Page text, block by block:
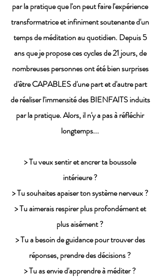
par la pratique que l'on peut faire l'expérience
transformatrice et infiniment soutenante d'un
temps de méditation au quotidien. Depuis 5
ans que je propose ces cycles de 21 jours, de
nombreuses personnes ont été bien surprises
d'être CAPABLES d'une part et d'autre part
de réaliser l'immensité des BIENFAITS induits
par la pratique. Alors, il n'y a pas à réfléchir
longtemps...
> Tu veux sentir et ancrer ta boussole
intérieure ?
> Tu souhaites apaiser ton système nerveux ?
> Tu aimerais respirer plus profondément et
plus aisément ?
> Tu a besoin de guidance pour trouver des
réponses, prendre des décisions ?
> Tu as envie d'apprendre à méditer ?